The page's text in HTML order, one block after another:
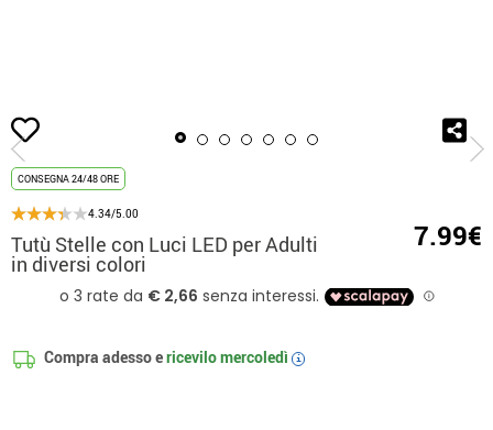
Inizio Tutù Stelle con Luci LED per Adulti in diversi colori
CONSEGNA 24/48 ORE
4.34/5.00
Tutù Stelle con Luci LED per Adulti
in diversi colori
7.99€
Compra adesso ericevilomercoledì i